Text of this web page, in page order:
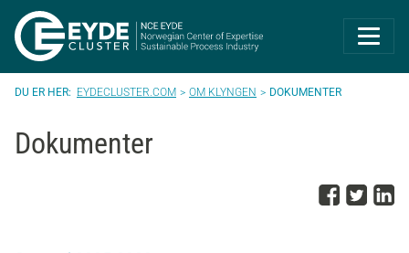
Eyde-Cluster |
EYDECLUSTER.COM OM KLYNGEN DOKUMENTER
Dokumenter
DelDel